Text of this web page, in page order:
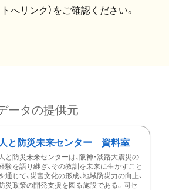
トへリンク）をご確認ください。
ータの提供元
人と防災未来センター 資料室
人と防災未来センターは、阪神・淡路大震災の
験を語り継ぎ、その教訓を未来に生かすこと
通じて、災害文化の形成、地域防災力の向上、
防災政策の開発支援を図る施設である。同セ